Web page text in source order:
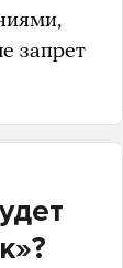
запрет